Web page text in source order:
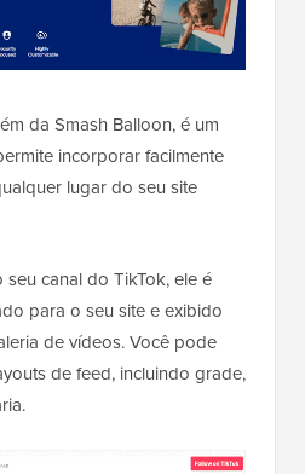
da Smash Balloon, é um
incorporar facilmente
lugar do seu site
canal do TikTok, ele é
para o seu site e exibido
de vídeos. Você pode
de feed, incluindo grade,